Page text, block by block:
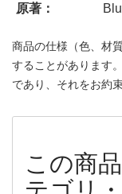
原著：
商品の仕様（色、材
することがあります
であり、それをお約
この商